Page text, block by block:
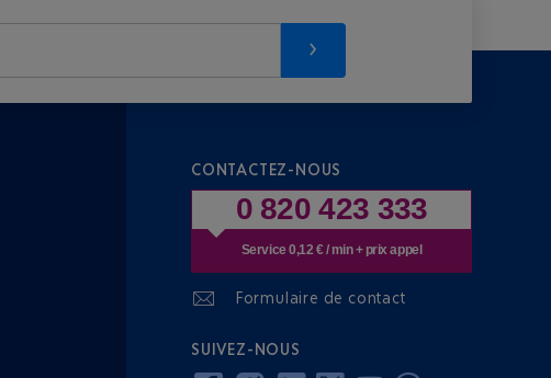
CONTACTEZ-NOUS
0 820 423 333
Service 0,12 € / min + prix appel
Formulaire de contact
SUIVEZ-NOUS